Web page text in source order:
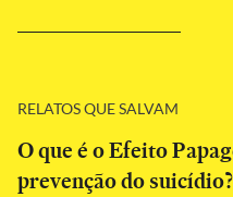
RELATOS QUE SALVAM
O que é o Efeito
prevenção do